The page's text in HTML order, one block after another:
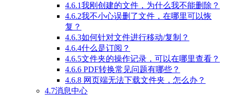
4.6.1我刚创建的文件，为什么我不能删除？
4.6.2我不小心误删了文件，在哪里可以恢
复？
4.6.3如何针对文件进行移动/复制？
4.6.4什么是订阅？
4.6.5文件夹的操作记录，可以在哪里查看？
4.6.6 PDF转换常见问题有哪些？
4.6.8 网页端无法下载文件夹，怎么办？
4.7消息中心